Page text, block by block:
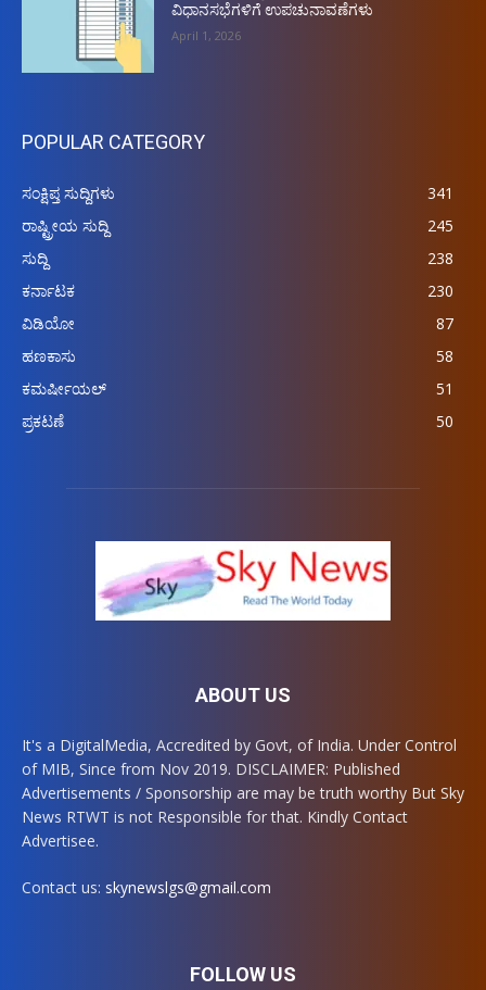
ವಿಧಾನಸಭೆಗಳಿಗೆ ಉಪಚುನಾವಣೆಗಳು
April 1, 2026
POPULAR CATEGORY
ಸಂಕ್ಷಿಪ್ತ ಸುದ್ದಿಗಳು
341
ರಾಷ್ಟ್ರೀಯ ಸುದ್ದಿ
245
ಸುದ್ದಿ
238
ಕರ್ನಾಟಕ
230
ವಿಡಿಯೋ
87
ಹಣಕಾಸು
58
ಕಮರ್ಷೀಯಲ್
51
ಪ್ರಕಟಣೆ
50
ABOUT US
It's a DigitalMedia, Accredited by Govt, of India. Under Control
of MIB, Since from Nov 2019. DISCLAIMER: Published
Advertisements / Sponsorship are may be truth worthy But Sky
News RTWT is not Responsible for that. Kindly Contact
Advertisee.
Contact us: skynewslgs@gmail.com
FOLLOW US